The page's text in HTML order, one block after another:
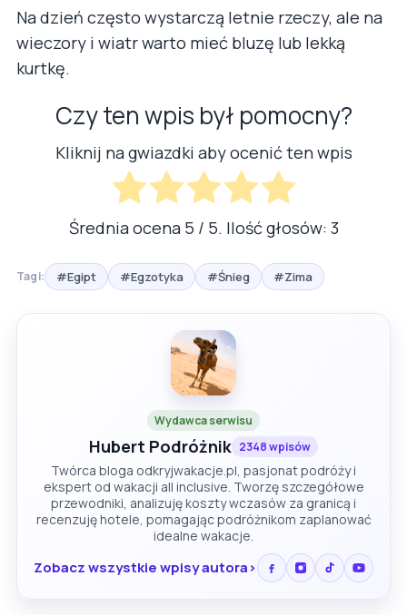
Na dzień często wystarczą letnie rzeczy, ale na
wieczory i wiatr warto mieć bluzę lub lekką
kurtkę.
Czy ten wpis był pomocny?
Kliknij na gwiazdki aby ocenić ten wpis
Średnia ocena 5 / 5. Ilość głosów: 3
Tagi: #Egipt #Egzotyka #Śnieg #Zima
Wydawca serwisu
Hubert Podróżnik 2348 wpisów
Twórca bloga odkryjwakacje.pl, pasjonat podróży i
ekspert od wakacji all inclusive. Tworzę szczegółowe
przewodniki, analizuję koszty wczasów za granicą i
recenzuję hotele, pomagając podróżnikom zaplanować
idealne wakacje.
Zobacz wszystkie wpisy autora